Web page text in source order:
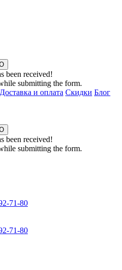
been received!
submitting the form.
Доставка и оплата Скидки Блог
been received!
submitting the form.
71-80
71-80